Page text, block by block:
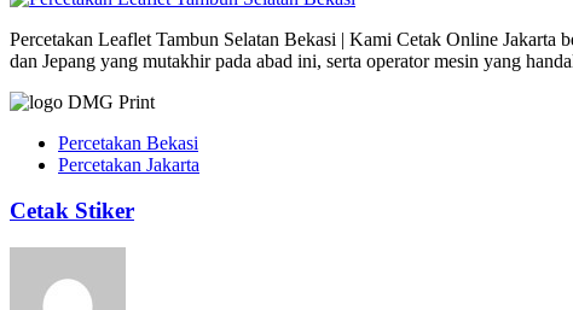
Percetakan Leaflet Tambun Selatan Bekasi | Kami Cetak Online Jakarta
dan Jepang yang mutakhir pada abad ini, serta operator mesin yang
Percetakan Bekasi
Percetakan Jakarta
Cetak Stiker